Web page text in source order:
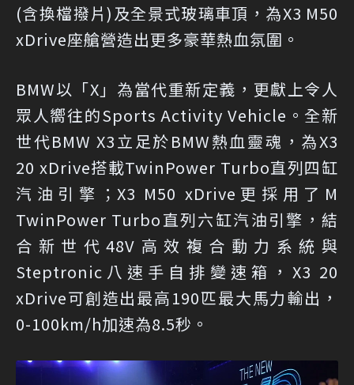
(含換檔撥片)及全景式玻璃車頂，為X3 M50
xDrive座艙營造出更多豪華熱血氛圍。
BMW以「X」為當代重新定義，更獻上令人
眾人嚮往的Sports Activity Vehicle。全新
世代BMW X3立足於BMW熱血靈魂，為X3
20 xDrive搭載TwinPower Turbo直列四缸
汽油引擎；X3 M50 xDrive更採用了M
TwinPower Turbo直列六缸汽油引擎，結
合新世代48V高效複合動力系統與
Steptronic八速手自排變速箱，X3 20
xDrive可創造出最高190匹最大馬力輸出，
0-100km/h加速為8.5秒。